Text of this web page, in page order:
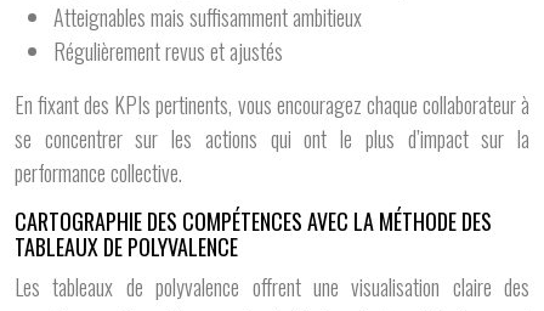
Atteignables mais suffisamment ambitieux
Régulièrement revus et ajustés
En fixant des KPIs pertinents, vous encouragez chaque collaborateur à
se concentrer sur les actions qui ont le plus d’impact sur la
performance collective.
CARTOGRAPHIE DES COMPÉTENCES AVEC LA MÉTHODE DES
TABLEAUX DE POLYVALENCE
Les tableaux de polyvalence offrent une visualisation claire des